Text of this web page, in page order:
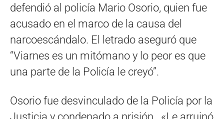
defendió al policía Mario Osorio, quien fue
acusado en el marco de la causa del
narcoescándalo. El letrado aseguró que
“Viarnes es un mitómano y lo peor es que
una parte de la Policía le creyó”.
Osorio fue desvinculado de la Policía por la